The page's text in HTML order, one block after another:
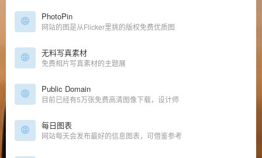
PhotoPin
网站的图是从Flicker里挑的版权免费优质图
无料写真素材
免费相片写真素材的主题展
Public Domain
目前已经有5万张免费高清图像下载，设计师
每日图表
网站每天会发布最好的信息图表，可借鉴参考